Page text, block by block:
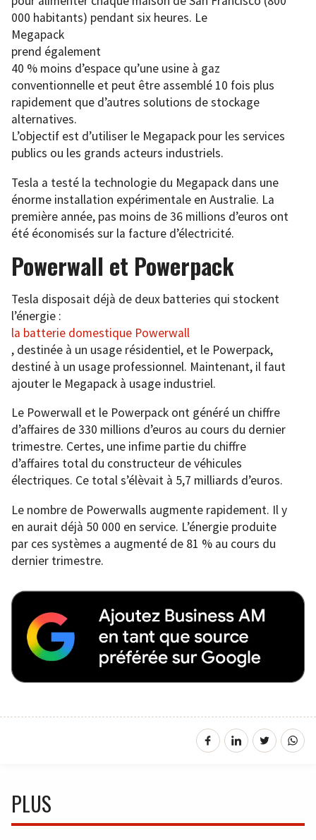
000 habitants) pendant six heures. Le
Megapack
prend également
40 % moins d’espace qu’une usine à gaz
conventionnelle et peut être assemblé 10 fois plus
rapidement que d’autres solutions de stockage
alternatives.
L’objectif est d’utiliser le Megapack pour les services
publics ou les grands acteurs industriels.
Tesla a testé la technologie du Megapack dans une
énorme installation expérimentale en Australie. La
première année, pas moins de 36 millions d’euros ont
été économisés sur la facture d’électricité.
Powerwall et Powerpack
Tesla disposait déjà de deux batteries qui stockent
l’énergie :
la batterie domestique Powerwall
, destinée à un usage résidentiel, et le Powerpack,
destiné à un usage professionnel. Maintenant, il faut
ajouter le Megapack à usage industriel.
Le Powerwall et le Powerpack ont ​​généré un chiffre
d’affaires de 330 millions d’euros au cours du dernier
trimestre. Certes, une infime partie du chiffre
d’affaires total du constructeur de véhicules
électriques. Ce total s’élèvait à 5,7 milliards d’euros.
Le nombre de Powerwalls augmente rapidement. Il y
en aurait déjà 50 000 en service. L’énergie produite
par ces systèmes a augmenté de 81 % au cours du
dernier trimestre.
PLUS